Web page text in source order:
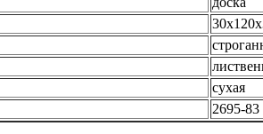
сухая
2695-83